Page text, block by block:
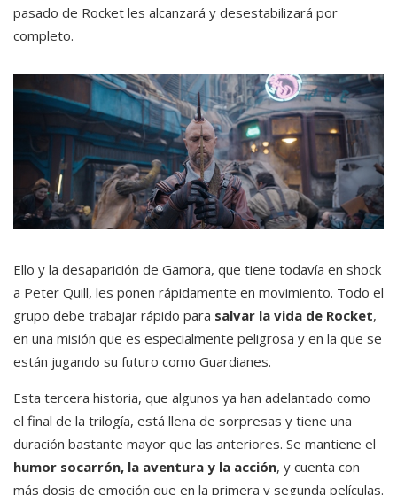
pasado de Rocket les alcanzará y desestabilizará por
completo.
Ello y la desaparición de Gamora, que tiene todavía en shock
a Peter Quill, les ponen rápidamente en movimiento. Todo el
grupo debe trabajar rápido para salvar la vida de Rocket,
en una misión que es especialmente peligrosa y en la que se
están jugando su futuro como Guardianes.
Esta tercera historia, que algunos ya han adelantado como
el final de la trilogía, está llena de sorpresas y tiene una
duración bastante mayor que las anteriores. Se mantiene el
humor socarrón, la aventura y la acción, y cuenta con
más dosis de emoción que en la primera y segunda películas.